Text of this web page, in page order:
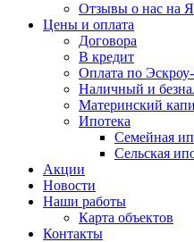
Отзывы о нас на
Цены и оплата
Договора
В кредит
Оплата по
Наличный и
Материнский
Ипотека
Семейная
Сельская
Акции
Новости
Наши работы
Карта объектов
Контакты